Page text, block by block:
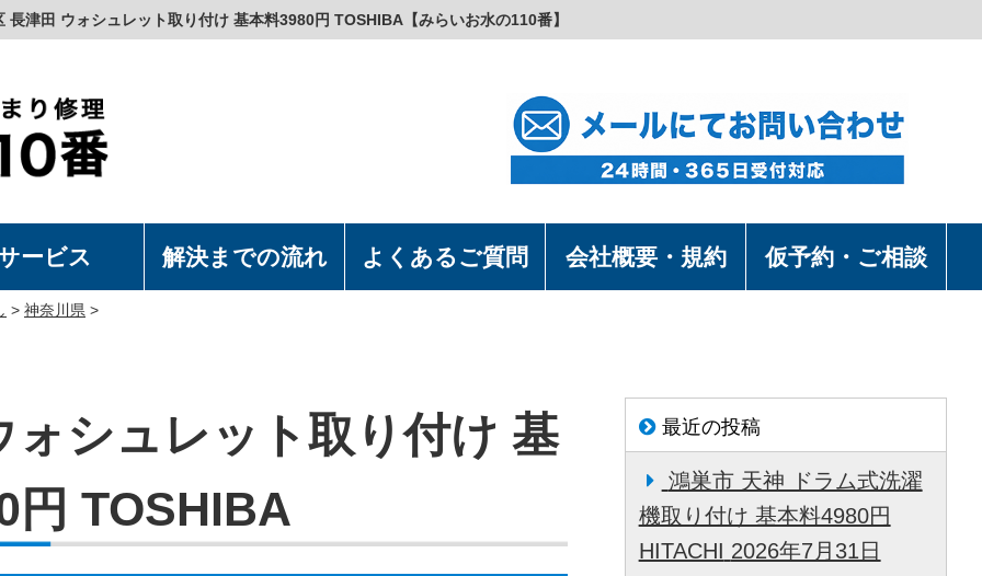
長津田 ウォシュレット取り付け 基本料3980円 TOSHIBA【みらいお水の110番】
ービス
の取付・取外
洗浄便座の取付・取外
洗機の取付・取外
つまり修理
解決までの流れ よくあるご質問 会社概要・規約 仮予約・ご相談
> 神奈川県 >
ォシュレット取り付け 基
円 TOSHIBA
最近の投稿
鴻巣市 天神 ドラム式洗濯
機取り付け 基本料4980円
HITACHI 2026年7月31日